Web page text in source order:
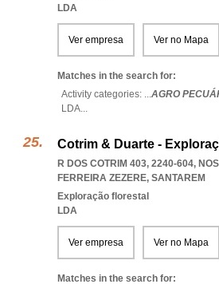
LDA
Ver empresa Ver no Mapa
Matches in the search for:
Activity categories: ...AGRO
LDA...
Cotrim & Duarte -
R DOS COTRIM 403, 2240-604,
FERREIRA ZEZERE, SANTAREM
Exploração florestal
LDA
Ver empresa Ver no Mapa
Matches in the search for: